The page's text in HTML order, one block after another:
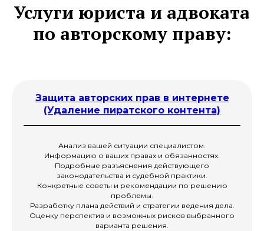
Услуги юриста и адвоката
по авторскому праву:
Защита авторских прав в интернете
(Удаление пиратского контента)
Анализ вашей ситуации специалистом.
Информацию о ваших правах и обязанностях.
Подробные разъяснения действующего
законодательства и судебной практики.
Конкретные советы и рекомендации по решению
проблемы.
Разработку плана действий и стратегии ведения дела.
Оценку перспектив и возможных рисков выбранного
варианта решения.